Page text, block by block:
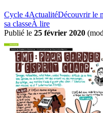
Cycle 4ActualitéDécouvrir le
sa classeÀ lire
Publié le 25 février 2020 (